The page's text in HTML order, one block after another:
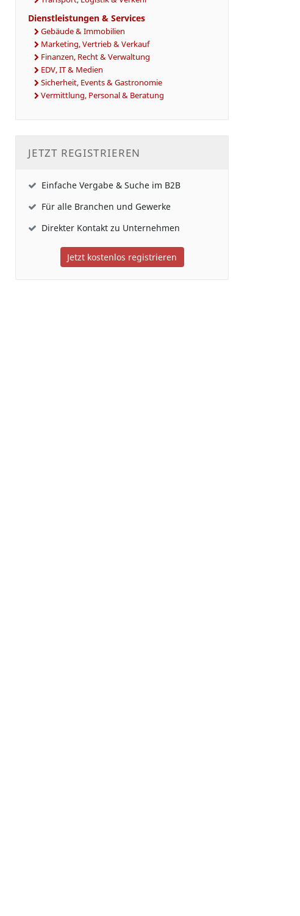
Dienstleistungen & Services
Gebäude & Immobilien
Marketing, Vertrieb & Verkauf
Finanzen, Recht & Verwaltung
EDV, IT & Medien
Sicherheit, Events & Gastronomie
Vermittlung, Personal & Beratung
JETZT REGISTRIEREN
Einfache Vergabe & Suche im B2B
Für alle Branchen und Gewerke
Direkter Kontakt zu Unternehmen
Jetzt kostenlos registrieren